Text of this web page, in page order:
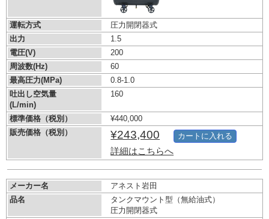
運転方式
圧力開閉器式
出力
1.5
電圧(V)
200
周波数(Hz)
60
最高圧力(MPa)
0.8-1.0
吐出し空気量
(L/min)
160
標準価格（税別）
¥440,000
販売価格（税別）
¥243,400
詳細はこちらへ
カートに入れる
メーカー名
アネスト岩田
品名
タンクマウント型（無給油式）
圧力開閉器式